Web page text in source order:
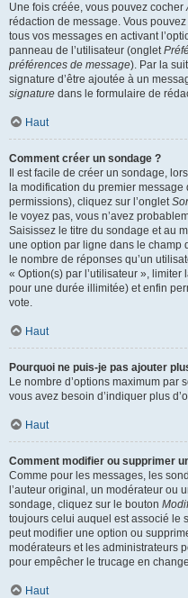
Une fois créée, vous pouvez cocher
rédaction de message. Vous
tous vos messages en activant
panneau de l’utilisateur (onglet
préférences de message). Par la
signature d’être ajoutée à un
signature dans le formulaire de
Haut
Comment créer un sondage ?
Il est facile de créer un sondage,
la modification du premier message
permissions), cliquez sur l’onglet
le voyez pas, vous n’avez
Saisissez le titre du sondage et au
une option par ligne dans le champ
le nombre de réponses qu’un
« Option(s) par l’utilisateur »,
pour une durée illimitée) et enfin
vote.
Haut
Pourquoi ne puis-je pas ajouter
Le nombre d’options maximum par
vous avez besoin d’indiquer plus
Haut
Comment modifier ou supprimer
Comme pour les messages, les
l’auteur original, un modérateur ou
sondage, cliquez sur le bouton
toujours celui auquel est associé le
peut modifier une option ou
modérateurs et les administrateurs
pour empêcher le trucage en
Haut